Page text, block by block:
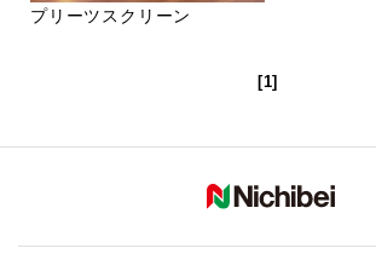
プリーツスクリーン
[1]